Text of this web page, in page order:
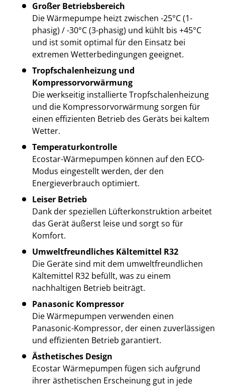
Großer Betriebsbereich
Die Wärmepumpe heizt zwischen -25°C (1-
phasig) / -30°C (3-phasig) und kühlt bis +45°C
und ist somit optimal für den Einsatz bei
extremen Wetterbedingungen geeignet.
Tropfschalenheizung und
Kompressorvorwärmung
Die werkseitig installierte Tropfschalenheizung
und die Kompressorvorwärmung sorgen für
einen effizienten Betrieb des Geräts bei kaltem
Wetter.
Temperaturkontrolle
Ecostar-Wärmepumpen können auf den ECO-
Modus eingestellt werden, der den
Energieverbrauch optimiert.
Leiser Betrieb
Dank der speziellen Lüfterkonstruktion arbeitet
das Gerät äußerst leise und sorgt so für
Komfort.
Umweltfreundliches Kältemittel R32
Die Geräte sind mit dem umweltfreundlichen
Kältemittel R32 befüllt, was zu einem
nachhaltigen Betrieb beiträgt.
Panasonic Kompressor
Die Wärmepumpen verwenden einen
Panasonic-Kompressor, der einen zuverlässigen
und effizienten Betrieb garantiert.
Ästhetisches Design
Ecostar Wärmepumpen fügen sich aufgrund
ihrer ästhetischen Erscheinung gut in jede